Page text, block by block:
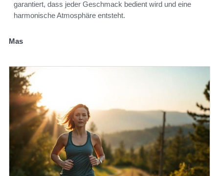
garantiert, dass jeder Geschmack bedient wird und eine
harmonische Atmosphäre entsteht.
Mas